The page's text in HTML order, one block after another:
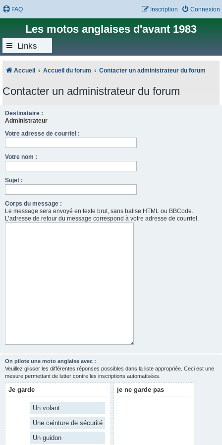
FAQ Connexion
Inscription
Les motos anglaises d'avant 1983
Links
Accueil Accueil du forum Contacter un administrateur du forum
Contacter un administrateur du forum
Destinataire :
Administrateur
Votre adresse de courriel :
Votre nom :
Sujet :
Corps du message :
Le message sera envoyé en texte brut, sans balise HTML ou BBCode.
L’adresse de retour du message correspond à votre adresse de courriel.
On pilote une moto anglaise avec :
Veuillez glisser les différentes réponses possibles dans la liste appropriée. Ceci est une
mesure permettant de lutter contre les inscriptions automatisées.
Je garde
Un volant
Une ceinture de sécurité
Un guidon
je ne garde pas